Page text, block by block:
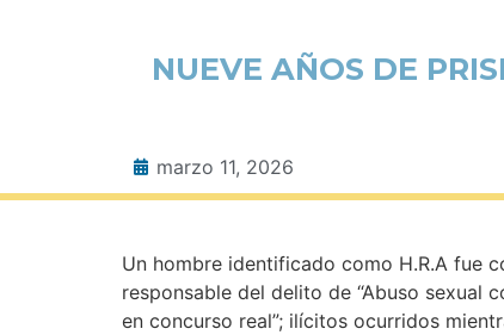
NUEVE AÑOS DE
marzo 11, 2026
Un hombre identificado como H.R.A fue
responsable del delito de “Abuso sexual
en concurso real”; ilícitos ocurridos